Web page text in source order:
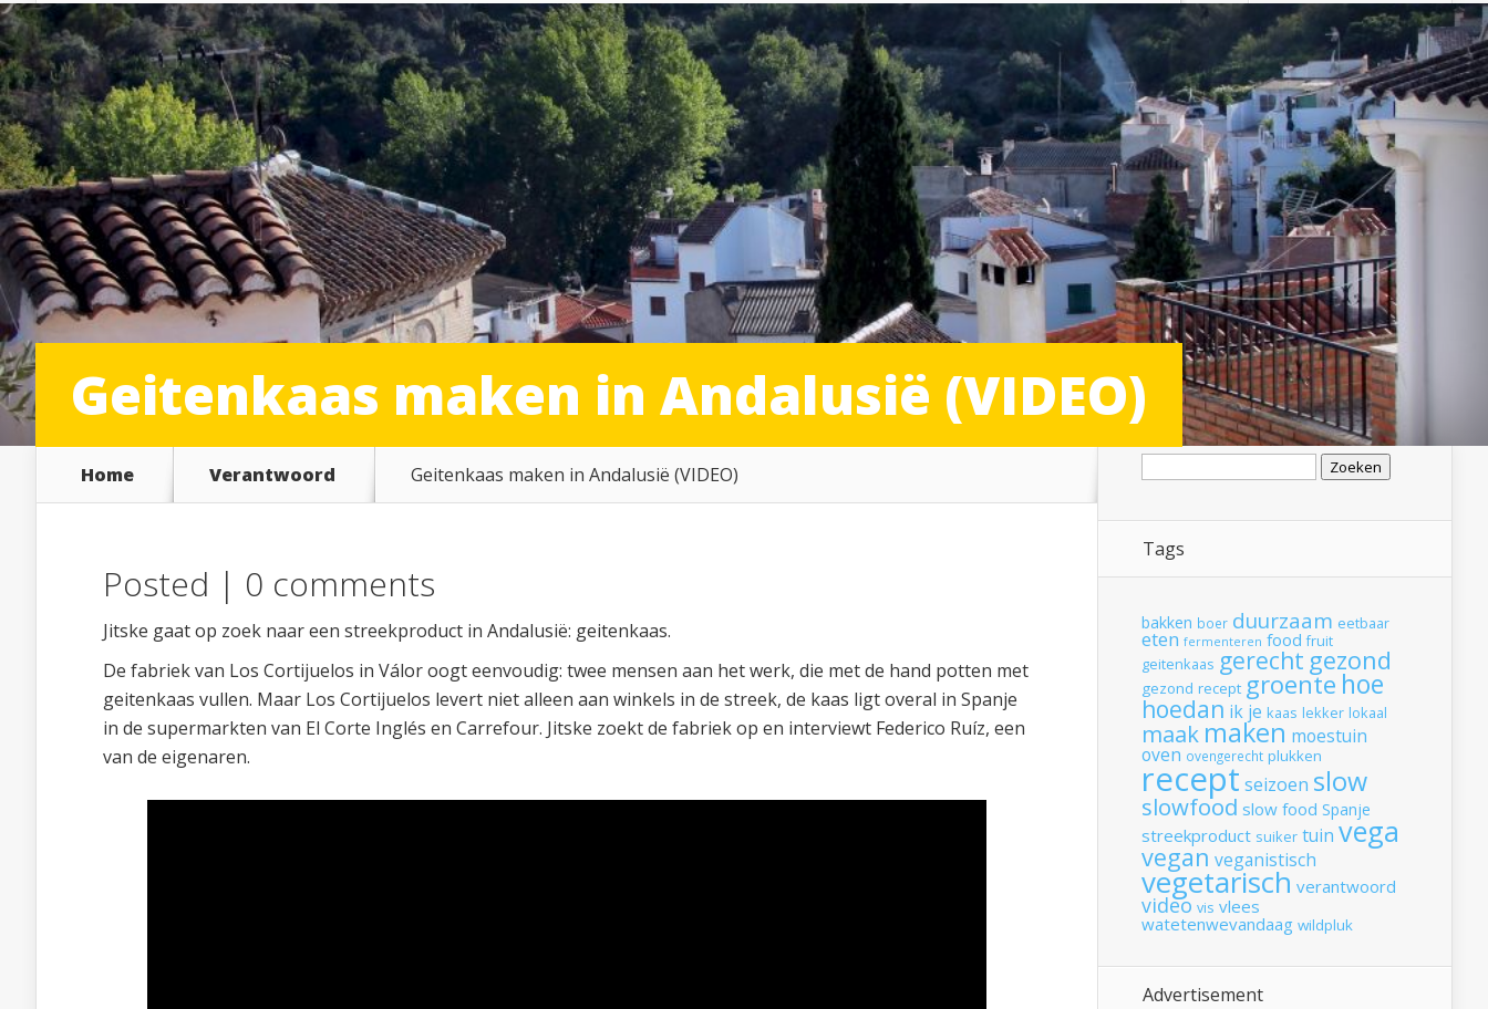
Geitenkaas maken in Andalusië (VIDEO)
Home Verantwoord Geitenkaas maken in Andalusië (VIDEO)
Posted | 0 comments
Jitske gaat op zoek naar een streekproduct in Andalusië: geitenkaas.
De fabriek van Los Cortijuelos in Válor oogt eenvoudig: twee mensen aan het werk, die met de hand potten met
geitenkaas vullen. Maar Los Cortijuelos levert niet alleen aan winkels in de streek, de kaas ligt overal in Spanje
in de supermarkten van El Corte Inglés en Carrefour. Jitske zoekt de fabriek op en interviewt Federico Ruíz, een
van de eigenaren.
Zoeken
Tags
bakken boer duurzaam eetbaar
eten fermenteren food fruit
geitenkaas gerecht gezond
gezond recept groente hoe
hoedan ik je kaas lekker lokaal
maak maken moestuin
oven ovengerecht plukken
recept seizoen slow
slowfood slow food Spanje
streekproduct suiker tuin vega
vegan veganistisch
vegetarisch verantwoord
video vis vlees
watetenwevandaag wildpluk
Advertisement